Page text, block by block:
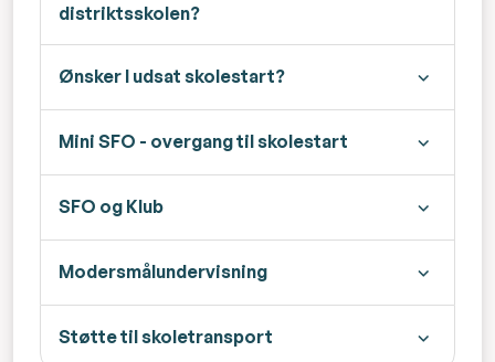
distriktsskolen?
Ønsker I udsat skolestart?
Mini SFO - overgang til skolestart
SFO og Klub
Modersmålundervisning
Støtte til skoletransport